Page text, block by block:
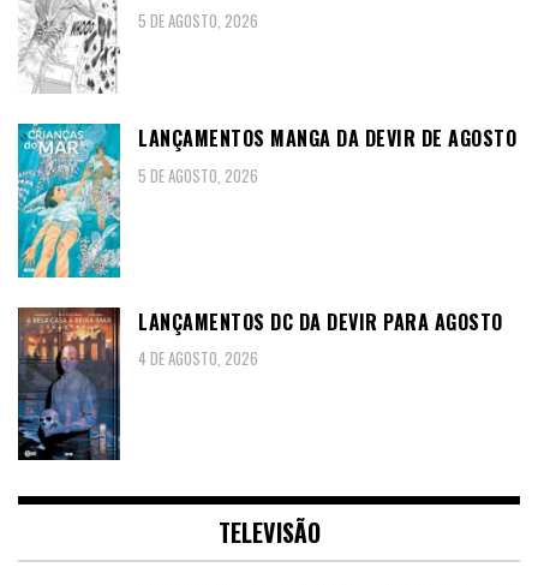
5 DE AGOSTO, 2026
LANÇAMENTOS MANGA DA DEVIR DE AGOSTO
5 DE AGOSTO, 2026
LANÇAMENTOS DC DA DEVIR PARA AGOSTO
4 DE AGOSTO, 2026
TELEVISÃO